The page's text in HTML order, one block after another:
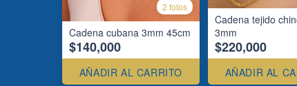
2 fotos
Cadena cubana 3mm 45cm
$140,000
AÑADIR AL CARRITO
Cadena tejido
3mm
$220,000
AÑADIR AL